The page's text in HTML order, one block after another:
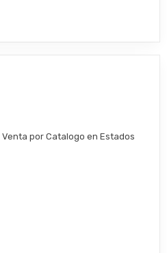
por Catalogo en Estados